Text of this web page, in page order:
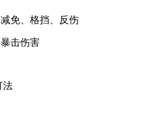
免、格挡、反伤
击伤害
法